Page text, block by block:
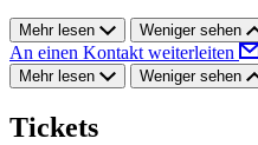
Mehr lesen Weniger sehen
An einen Kontakt weiterleiten
Mehr lesen Weniger sehen
Tickets